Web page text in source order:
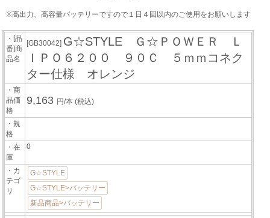
※高出力、高容量バッテリーですので１日４回以内のご使用をお願いします
・[品
番]商
品名
[GB30042] G☆STYLE Ｇ☆ＰＯＷＥＲ Ｌ
ＩＰＯ６２００ ９０Ｃ ５ｍｍコネク
ター仕様 オレンジ
・商
品価
格
9,163 円/本(税込)
・規
格
・在
庫
0
・カ
テゴ
リ
G☆STYLE
G☆STYLE>バッテリー
新品商品>バッテリー